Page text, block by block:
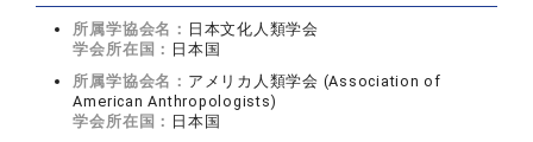
所属学協会名： 日本文化人類学会
学会所在国： 日本国
所属学協会名： アメリカ人類学会 (Association of
American Anthropologists)
学会所在国： 日本国